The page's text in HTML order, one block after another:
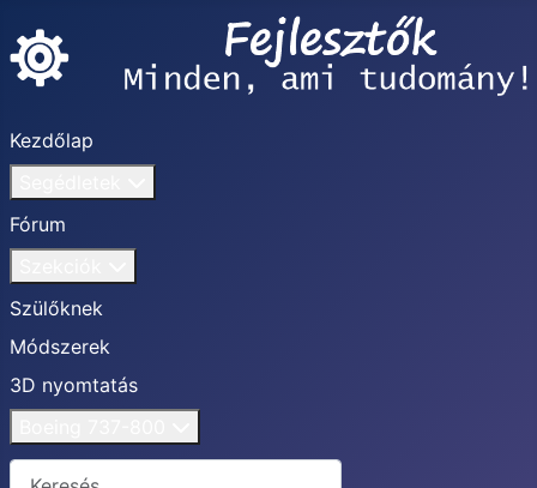
Kezdőlap
Fórum
Szülőknek
Módszerek
3D nyomtatás
Keresés...